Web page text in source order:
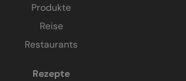
Produkte
Reise
Restaurants
Rezepte